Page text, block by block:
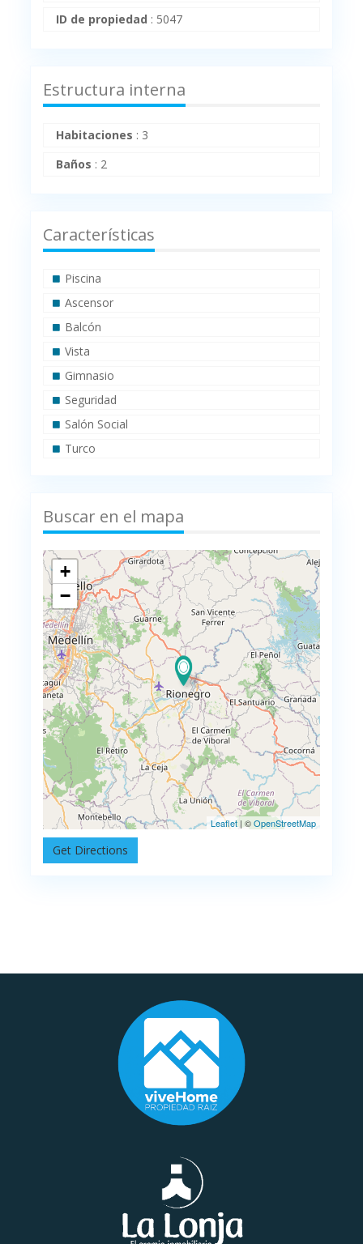
ID de propiedad : 5047
Estructura interna
Habitaciones : 3
Baños : 2
Características
Piscina
Ascensor
Balcón
Vista
Gimnasio
Seguridad
Salón Social
Turco
Buscar en el mapa
+
−
Leaflet| ©OpenStreetMap
Get Directions